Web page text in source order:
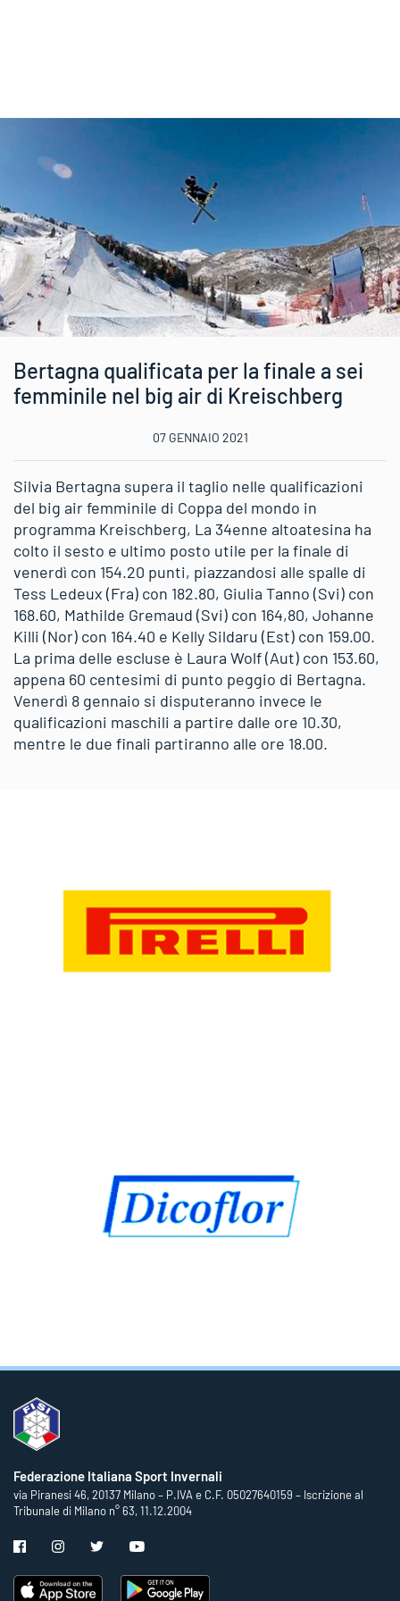
Bertagna qualificata per la finale a sei
femminile nel big air di Kreischberg
07 GENNAIO 2021
Silvia Bertagna supera il taglio nelle qualificazioni
del big air femminile di Coppa del mondo in
programma Kreischberg, La 34enne altoatesina ha
colto il sesto e ultimo posto utile per la finale di
venerdì con 154.20 punti, piazzandosi alle spalle di
Tess Ledeux (Fra) con 182.80, Giulia Tanno (Svi) con
168.60, Mathilde Gremaud (Svi) con 164,80, Johanne
Killi (Nor) con 164.40 e Kelly Sildaru (Est) con 159.00.
La prima delle escluse è Laura Wolf (Aut) con 153.60,
appena 60 centesimi di punto peggio di Bertagna.
Venerdì 8 gennaio si disputeranno invece le
qualificazioni maschili a partire dalle ore 10.30,
mentre le due finali partiranno alle ore 18.00.
Federazione Italiana Sport Invernali
via Piranesi 46, 20137 Milano – P.IVA e C.F. 05027640159 – Iscrizione al
Tribunale di Milano n° 63, 11.12.2004